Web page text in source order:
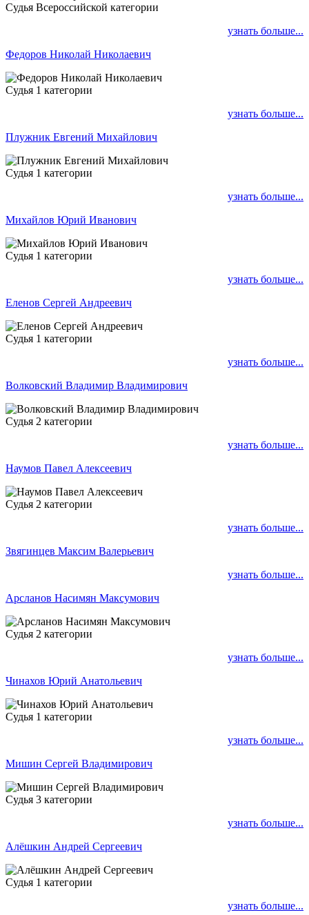
Судья Всероссийской категории
узнать больше...
Федоров Николай Николаевич
Судья 1 категории
узнать больше...
Плужник Евгений Михайлович
Судья 1 категории
узнать больше...
Михайлов Юрий Иванович
Судья 1 категории
узнать больше...
Еленов Сергей Андреевич
Судья 1 категории
узнать больше...
Волковский Владимир Владимирович
Судья 2 категории
узнать больше...
Наумов Павел Алексеевич
Судья 2 категории
узнать больше...
Звягинцев Максим Валерьевич
узнать больше...
Арсланов Насимян Максумович
Судья 2 категории
узнать больше...
Чинахов Юрий Анатольевич
Судья 1 категории
узнать больше...
Мишин Сергей Владимирович
Судья 3 категории
узнать больше...
Алёшкин Андрей Сергеевич
Судья 1 категории
узнать больше...